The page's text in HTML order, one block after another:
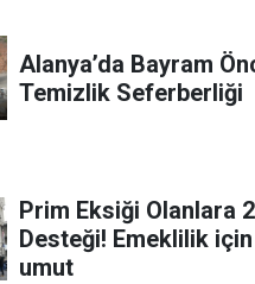
Alanya’da Bayram
Temizlik Seferberliği
Prim Eksiği Olanlara
Desteği! Emeklilik
umut